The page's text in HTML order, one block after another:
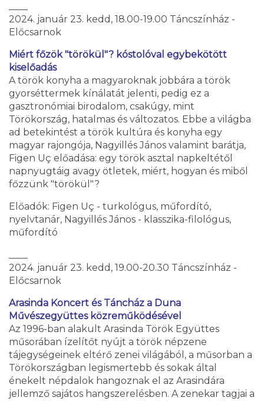
2024. január 23. kedd, 18.00-19.00 Táncszínház -
Előcsarnok
Miért főzök "törökül"? kóstolóval egybekötött
kiselőadás
A török konyha a magyaroknak jobbára a török
gyorséttermek kínálatát jelenti, pedig ez a
gasztronómiai birodalom, csakúgy, mint
Törökország, hatalmas és változatos. Ebbe a világba
ad betekintést a török kultúra és konyha egy
magyar rajongója, Nagyillés János valamint barátja,
Figen Uç előadása: egy török asztal napkeltétől
napnyugtáig avagy ötletek, miért, hogyan és miből
főzzünk "törökül"?
Előadók: Figen Uç - turkológus, műfordító,
nyelvtanár, Nagyillés János - klasszika-filológus,
műfordító
2024. január 23. kedd, 19.00-20.30 Táncszínház -
Előcsarnok
Arasinda Koncert és Táncház a Duna
Művészegyüttes közreműködésével
Az 1996-ban alakult Arasinda Török Együttes
műsorában ízelítőt nyújt a török népzene
tájegységeinek eltérő zenei világából, a műsorban a
Törökországban legismertebb és sokak által
énekelt népdalok hangoznak el az Arasindára
jellemző sajátos hangszerelésben. A zenekar tagjai a